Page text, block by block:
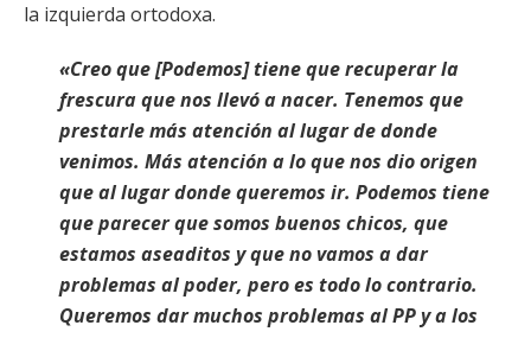
la izquierda ortodoxa.
«Creo que [Podemos] tiene que recuperar la
frescura que nos llevó a nacer. Tenemos que
prestarle más atención al lugar de donde
venimos. Más atención a lo que nos dio origen
que al lugar donde queremos ir. Podemos tiene
que parecer que somos buenos chicos, que
estamos aseaditos y que no vamos a dar
problemas al poder, pero es todo lo contrario.
Queremos dar muchos problemas al PP y a los